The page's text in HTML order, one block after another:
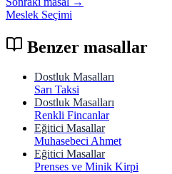
Meslek Seçimi
Benzer masallar
Dostluk Masalları
Sarı Taksi
Dostluk Masalları
Renkli Fincanlar
Eğitici Masallar
Muhasebeci Ahmet
Eğitici Masallar
Prenses ve Minik Kirpi